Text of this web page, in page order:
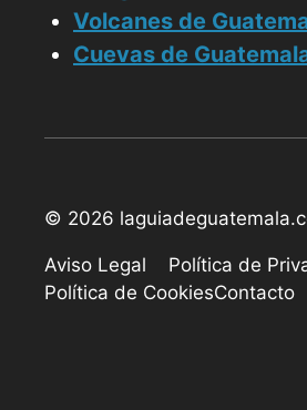
Volcanes de
Cuevas de
© 2026
Aviso Legal
Política de
Política de CookiesContacto